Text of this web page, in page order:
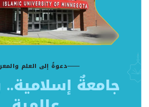
دعوةٌ إلى العلم
جامعةٌ